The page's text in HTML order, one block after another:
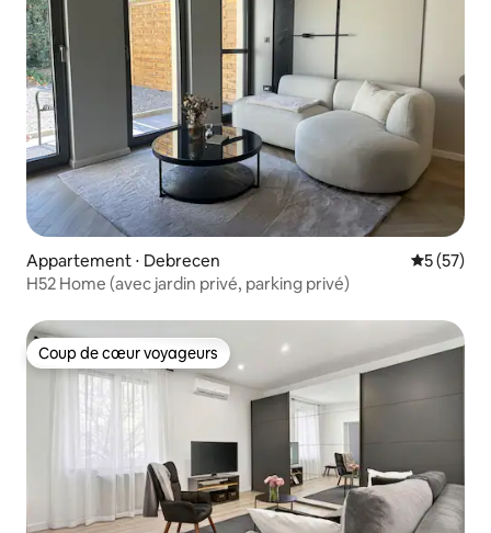
Appartement ⋅ Debrecen
5 (57)
H52 Home (avec jardin privé, parking privé)
Coup de cœur voyageurs
Coup de cœur voyageurs